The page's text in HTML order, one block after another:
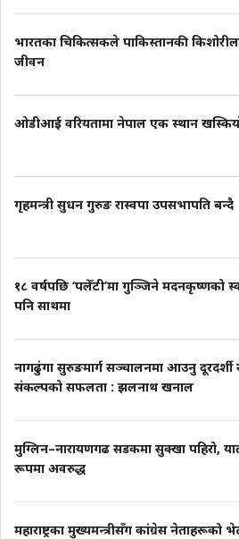
भारतका चिकित्सकले पाकिस्तानकी
जीवन
ओडीआई वरियतामा नेपाल एक स्थान
गृहमन्त्री सुधन गुरुङ रास्वपा उपसभापति बन्दै
१८ वर्षपछि ‘पलेँटी’मा गुञ्जिने मदनकृष्णको
पनि साथमा
नागढुंगा सुरुङमार्ग सञ्चालनमा आउनु दूरदर्शी
संकल्पको सफलता : झलनाथ खनाल
मुग्लिन–नारायणगढ सडकमा सुक्खा पहिरो,
रूपमा अवरुद्ध
महाराष्ट्रका मुख्यमन्त्रीसँग कांग्रेस नेताहरूको